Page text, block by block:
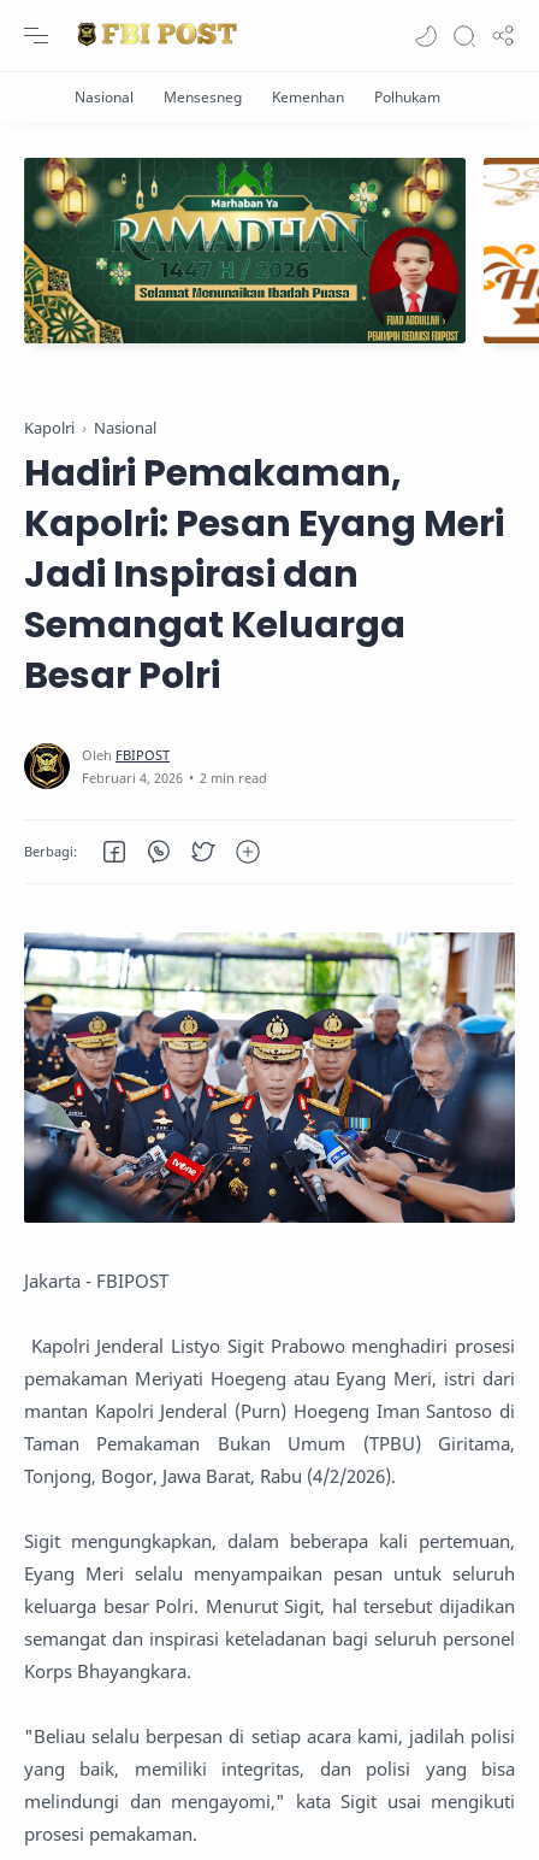
Kapolri Nasional
Hadiri Pemakaman,
Kapolri: Pesan Eyang Meri
Jadi Inspirasi dan
Semangat Keluarga
Besar Polri
2 min read
Jakarta - FBIPOST
Kapolri Jenderal Listyo Sigit Prabowo menghadiri prosesi
pemakaman Meriyati Hoegeng atau Eyang Meri, istri dari
mantan Kapolri Jenderal (Purn) Hoegeng Iman Santoso di
Taman Pemakaman Bukan Umum (TPBU) Giritama,
Tonjong, Bogor, Jawa Barat, Rabu (4/2/2026).
Sigit mengungkapkan, dalam beberapa kali pertemuan,
Eyang Meri selalu menyampaikan pesan untuk seluruh
keluarga besar Polri. Menurut Sigit, hal tersebut dijadikan
semangat dan inspirasi keteladanan bagi seluruh personel
Korps Bhayangkara.
"Beliau selalu berpesan di setiap acara kami, jadilah polisi
yang baik, memiliki integritas, dan polisi yang bisa
melindungi dan mengayomi," kata Sigit usai mengikuti
prosesi pemakaman.